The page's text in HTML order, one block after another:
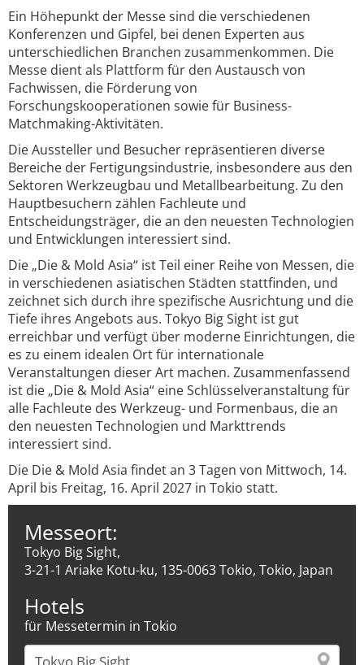
Ein Höhepunkt der Messe sind die verschiedenen
Konferenzen und Gipfel, bei denen Experten aus
unterschiedlichen Branchen zusammenkommen. Die
Messe dient als Plattform für den Austausch von
Fachwissen, die Förderung von
Forschungskooperationen sowie für Business-
Matchmaking-Aktivitäten.
Die Aussteller und Besucher repräsentieren diverse
Bereiche der Fertigungsindustrie, insbesondere aus den
Sektoren Werkzeugbau und Metallbearbeitung. Zu den
Hauptbesuchern zählen Fachleute und
Entscheidungsträger, die an den neuesten Technologien
und Entwicklungen interessiert sind.
Die „Die & Mold Asia“ ist Teil einer Reihe von Messen, die
in verschiedenen asiatischen Städten stattfinden, und
zeichnet sich durch ihre spezifische Ausrichtung und die
Tiefe ihres Angebots aus. Tokyo Big Sight ist gut
erreichbar und verfügt über moderne Einrichtungen, die
es zu einem idealen Ort für internationale
Veranstaltungen dieser Art machen. Zusammenfassend
ist die „Die & Mold Asia“ eine Schlüsselveranstaltung für
alle Fachleute des Werkzeug- und Formenbaus, die an
den neuesten Technologien und Markttrends
interessiert sind.
Die Die & Mold Asia findet an 3 Tagen von Mittwoch, 14.
April bis Freitag, 16. April 2027 in Tokio statt.
Messeort:
Tokyo Big Sight,
3-21-1 Ariake Kotu-ku, 135-0063 Tokio, Tokio, Japan
Hotels
für Messetermin in Tokio